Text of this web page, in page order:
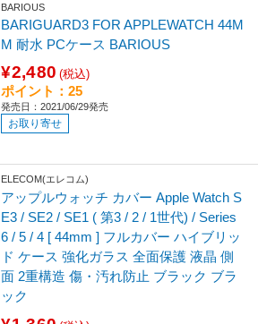
BARIOUS
BARIGUARD3 FOR APPLEWATCH 44M
M 耐水 PCケース BARIOUS
¥2,480 (税込)
ポイント：25
発売日：2021/06/29発売
お取り寄せ
ELECOM(エレコム)
アップルウォッチ カバー Apple Watch S
E3 / SE2 / SE1 ( 第3 / 2 / 1世代) / Series
6 / 5 / 4 [ 44mm ] フルカバー ハイブリッ
ド ケース 強化ガラス 全面保護 液晶 側
面 2重構造 傷・汚れ防止 ブラック ブラ
ック